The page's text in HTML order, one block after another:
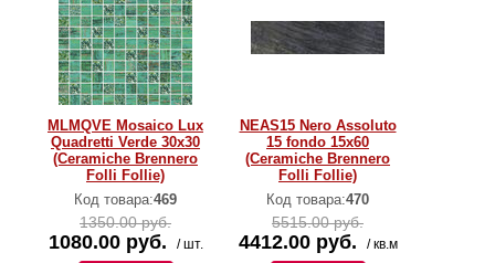
MLMQVE Mosaico Lux
Quadretti Verde 30x30
(Ceramiche Brennero
Folli Follie)
Код товара:469
1350.00 руб.
1080.00 руб. / шт.
NEAS15 Nero Assoluto
15 fondo 15x60
(Ceramiche Brennero
Folli Follie)
Код товара:470
5515.00 руб.
4412.00 руб. / кв.м